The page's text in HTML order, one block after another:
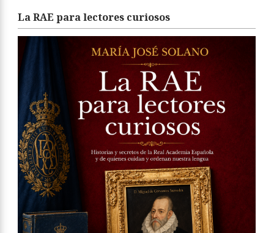
La RAE para lectores curiosos